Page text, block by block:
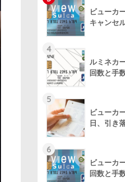
ビューカ
キャンセ
4
ルミネカ
回数と手
5
ビューカ
日、引き
6
ビューカ
回数と手